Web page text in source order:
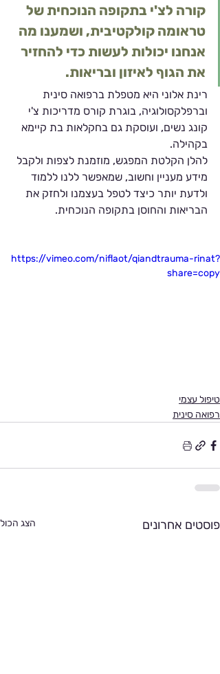
קורה לצ'י בתקופה הנוכחית של
טראומה קולקטיבית, ושמענו מה
אנחנו יכולות לעשות כדי להחזיר
את הגוף לאיזון ובריאות.
רינת אלוני היא מטפלת ברפואה סינית
וברפלקסולוגיה, בוגרת קורס מדריכות צ'י
קונג נשים, ועוסקת גם בחקלאות בת קיימא
בקהילה.
להלן הקלטת המפגש, מוזמנת לצפות ולקבל
מידע מעניין וחשוב, שמאפשר ללנו ללמוד
ולדעת יותר כיצד לטפל בעצמנו ולחזק את
הבריאות והחוסן בתקופה הנוכחית.
https://vimeo.com/niflaot/qiandtrauma-rinat?
share=copy
טיפול עצמי
רפואה סינית
פוסטים אחרונים הצג הכול